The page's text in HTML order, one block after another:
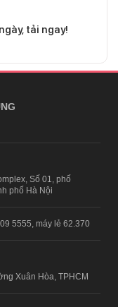
tải ngay!
Số 01, phố
phố Hà Nội
5555, máy lẻ 62.370
Xuân Hòa, TPHCM